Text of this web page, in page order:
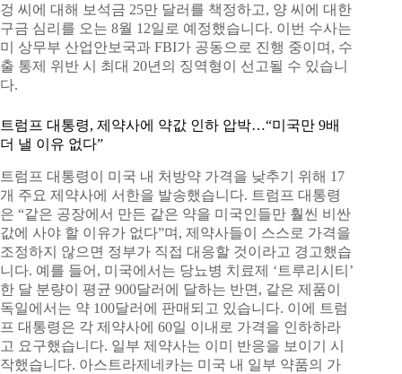
겅 씨에 대해 보석금 25만 달러를 책정하고, 양 씨에 대한
구금 심리를 오는 8월 12일로 예정했습니다. 이번 수사는
미 상무부 산업안보국과 FBI가 공동으로 진행 중이며, 수
출 통제 위반 시 최대 20년의 징역형이 선고될 수 있습니
다.
트럼프 대통령, 제약사에 약값 인하 압박…“미국만 9배
더 낼 이유 없다”
트럼프 대통령이 미국 내 처방약 가격을 낮추기 위해 17
개 주요 제약사에 서한을 발송했습니다. 트럼프 대통령
은 “같은 공장에서 만든 같은 약을 미국인들만 훨씬 비싼
값에 사야 할 이유가 없다”며, 제약사들이 스스로 가격을
조정하지 않으면 정부가 직접 대응할 것이라고 경고했습
니다. 예를 들어, 미국에서는 당뇨병 치료제 ‘트루리시티’
한 달 분량이 평균 900달러에 달하는 반면, 같은 제품이
독일에서는 약 100달러에 판매되고 있습니다. 이에 트럼
프 대통령은 각 제약사에 60일 이내로 가격을 인하하라
고 요구했습니다. 일부 제약사는 이미 반응을 보이기 시
작했습니다. 아스트라제네카는 미국 내 일부 약품의 가